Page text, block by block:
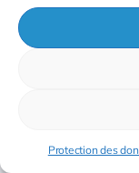
Protection des
77090
77290
77600